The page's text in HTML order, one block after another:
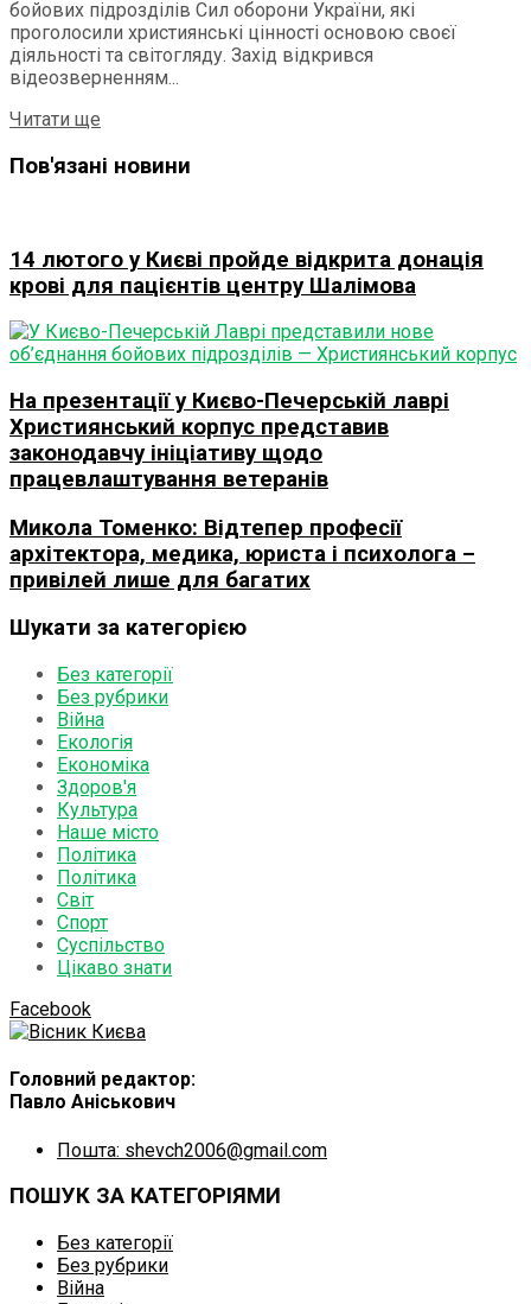
бойових підрозділів Сил оборони України, які
проголосили християнські цінності основою своєї
діяльності та світогляду. Захід відкрився
відеозверненням...
Читати ще
Пов'язані новини
14 лютого у Києві пройде відкрита донація
крові для пацієнтів центру Шалімова
На презентації у Києво-Печерській лаврі
Християнський корпус представив
законодавчу ініціативу щодо
працевлаштування ветеранів
Микола Томенко: Відтепер професії
архітектора, медика, юриста і психолога –
привілей лише для багатих
Шукати за категорією
Без категорії
Без рубрики
Війна
Екологія
Економіка
Здоров'я
Культура
Наше місто
Політика
Політика
Світ
Спорт
Суспільство
Цікаво знати
Facebook
Головний редактор:
Павло Аніськович
Пошта: shevch2006@gmail.com
ПОШУК ЗА КАТЕГОРІЯМИ
Без категорії
Без рубрики
Війна